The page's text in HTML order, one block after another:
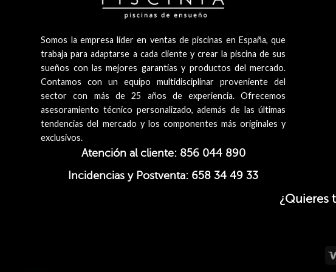
Somos la empresa líder en ventas de piscinas en España, que
trabaja para adaptarse a cada cliente y crear la piscina de sus
sueños con las mejores garantías y productos del mercado.
Contamos con un equipo multidisciplinar proveniente del
sector con más de 25 años de experiencia. Ofrecemos
asesoramiento técnico personalizado, además de las últimas
tendencias del mercado y los componentes más originales y
exclusivos.
Atención al cliente: 856 044 890
Incidencias y Postventa: 658 34 49 33
¿Quieres